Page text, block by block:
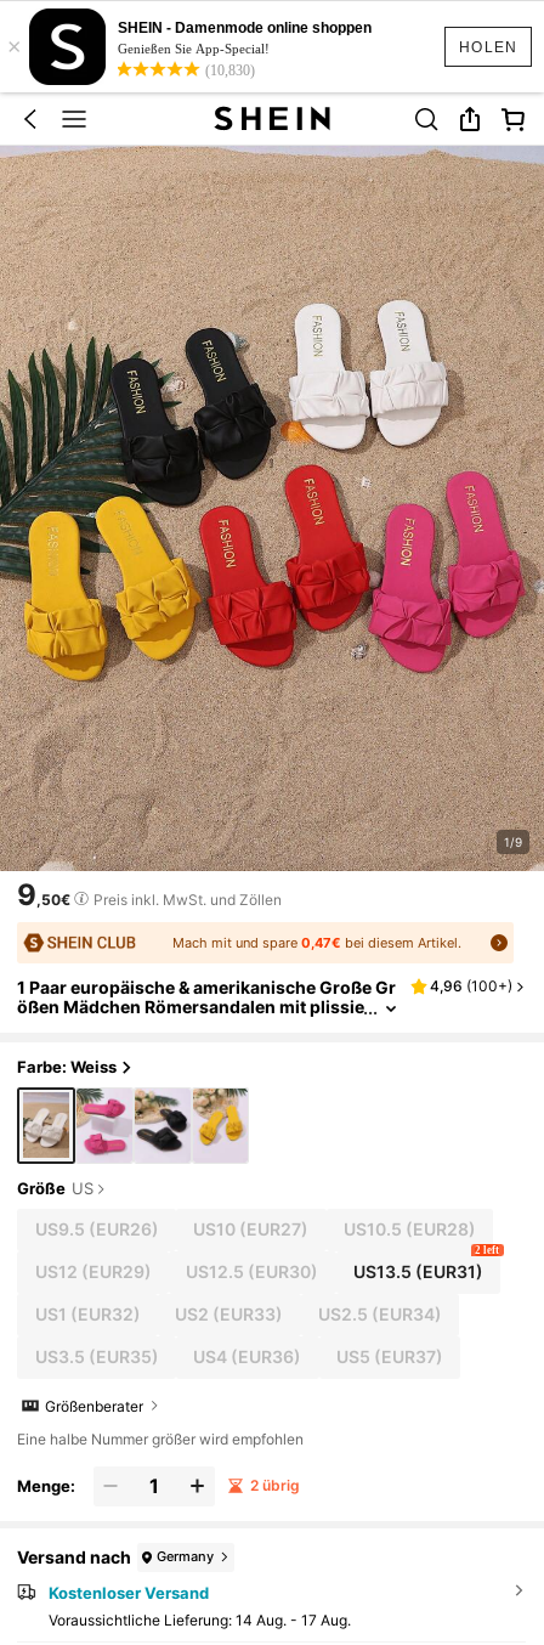
HOLEN
×
SHEIN - Damenmode online shoppen
Genießen Sie App-Special!
(10,830)
1/9
9,50€ Preis inkl. MwSt. und Zöllen
Mach mit und spare 0,47€ bei diesem Artikel.
1 Paar europäische & amerikanische Große Gr
ößen Mädchen Römersandalen mit plissie
enpartie mit Peep-Zehen, flache rutschfeste l
eichte bequeme Freizeitsandalen für den tägli
chen Gebrauch, Partys, Ausflüge, Urlaub, So
mmer am Meer, neuer Stil
4,96 (100+)
Farbe: Weiss
Größe US
US9.5 (EUR26) US10 (EUR27) US10.5 (EUR28)
US12 (EUR29) US12.5 (EUR30) US13.5 (EUR31)
2 left
US1 (EUR32) US2 (EUR33) US2.5 (EUR34)
US3.5 (EUR35) US4 (EUR36) US5 (EUR37)
Größenberater
Eine halbe Nummer größer wird empfohlen
Menge: 2 übrig
Versand nach Germany
Kostenloser Versand
Voraussichtliche Lieferung: 14 Aug. - 17 Aug.